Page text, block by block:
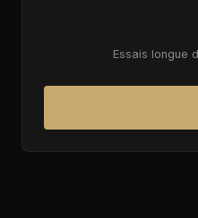
Essais longue